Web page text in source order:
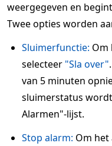
weergegeven en
Twee opties worden
Sluimerfunctie: Om
selecteer "Sla over"
van 5 minuten
sluimerstatus
Alarmen"-lijst.
Stop alarm: Om